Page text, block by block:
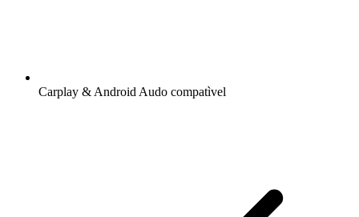
Carplay & Android Audo compatìvel